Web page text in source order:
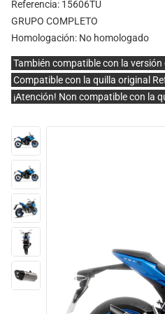
Referencia: 15606TU
GRUPO COMPLETO
Homologación: No homologado
También compatible con la versión
Compatible con la quilla original
¡Atención! Non compatible con la